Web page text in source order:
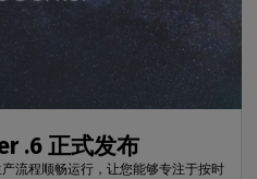
.6 正式发布
流程顺畅运行，让您能够专注于按时